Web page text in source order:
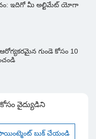
ఇదిగో మీ అల్టిమేట్ యోగా
గుండె కోసం 10
వైద్యుడిని
బుక్ చేయండి